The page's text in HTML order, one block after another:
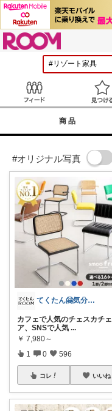
商品
#オリジナル写真
てくたん🤗気分がアガる⤴インテリア雑貨
カフェで人気のチェスカチェ
ア、SNSで人気 ...
￥ 7,980～
1 0 596
コレ いいね